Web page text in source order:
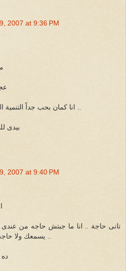
2007 at 9:36 PM
بيدى
2007 at 9:40 PM
تانى حاجة .. انا ما جبتش حاجه من
ده